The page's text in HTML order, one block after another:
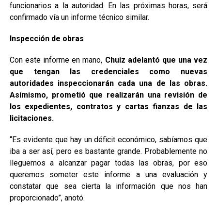
funcionarios a la autoridad. En las próximas horas, será
confirmado vía un informe técnico similar.
Inspección de obras
Con este informe en mano, Chuiz adelantó que una vez
que tengan las credenciales como nuevas
autoridades inspeccionarán cada una de las obras.
Asimismo, prometió que realizarán una revisión de
los expedientes, contratos y cartas fianzas de las
licitaciones.
“Es evidente que hay un déficit económico, sabíamos que
iba a ser así, pero es bastante grande. Probablemente no
lleguemos a alcanzar pagar todas las obras, por eso
queremos someter este informe a una evaluación y
constatar que sea cierta la información que nos han
proporcionado”, anotó.